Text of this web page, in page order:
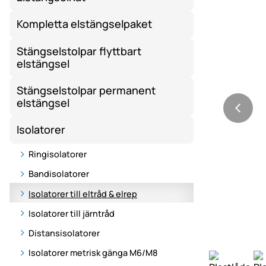
Kompletta elstängselpaket
Stängselstolpar flyttbart
elstängsel
Stängselstolpar permanent
elstängsel
Isolatorer
Ringisolatorer
Bandisolatorer
Isolatorer till eltråd & elrep
Isolatorer till järntråd
Distansisolatorer
Isolatorer metrisk gänga M6/M8